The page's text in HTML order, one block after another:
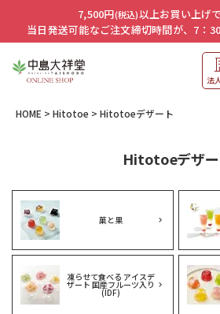
7,500円(税込)以上お買い上げで
当日発送可能なご注文締切時間が、7：
法
HOME Hitotoe Hitotoeデザート
Hitotoeデザー
菓と果
凍らせて食べる アイスデ
ザート 国産フルーツ入り
(IDF)